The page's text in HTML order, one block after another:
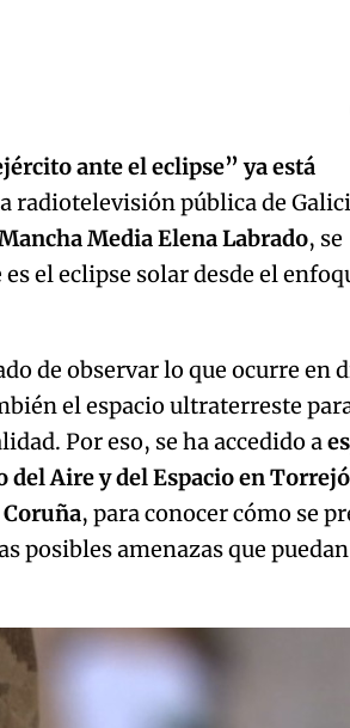
ante el eclipse” ya está
radiotelevisión pública de
Media Elena Labrado, se
el eclipse solar desde el
de observar lo que ocurre en
el espacio ultraterreste
Por eso, se ha accedido a
Aire y del Espacio en
, para conocer cómo se
posibles amenazas que puedan